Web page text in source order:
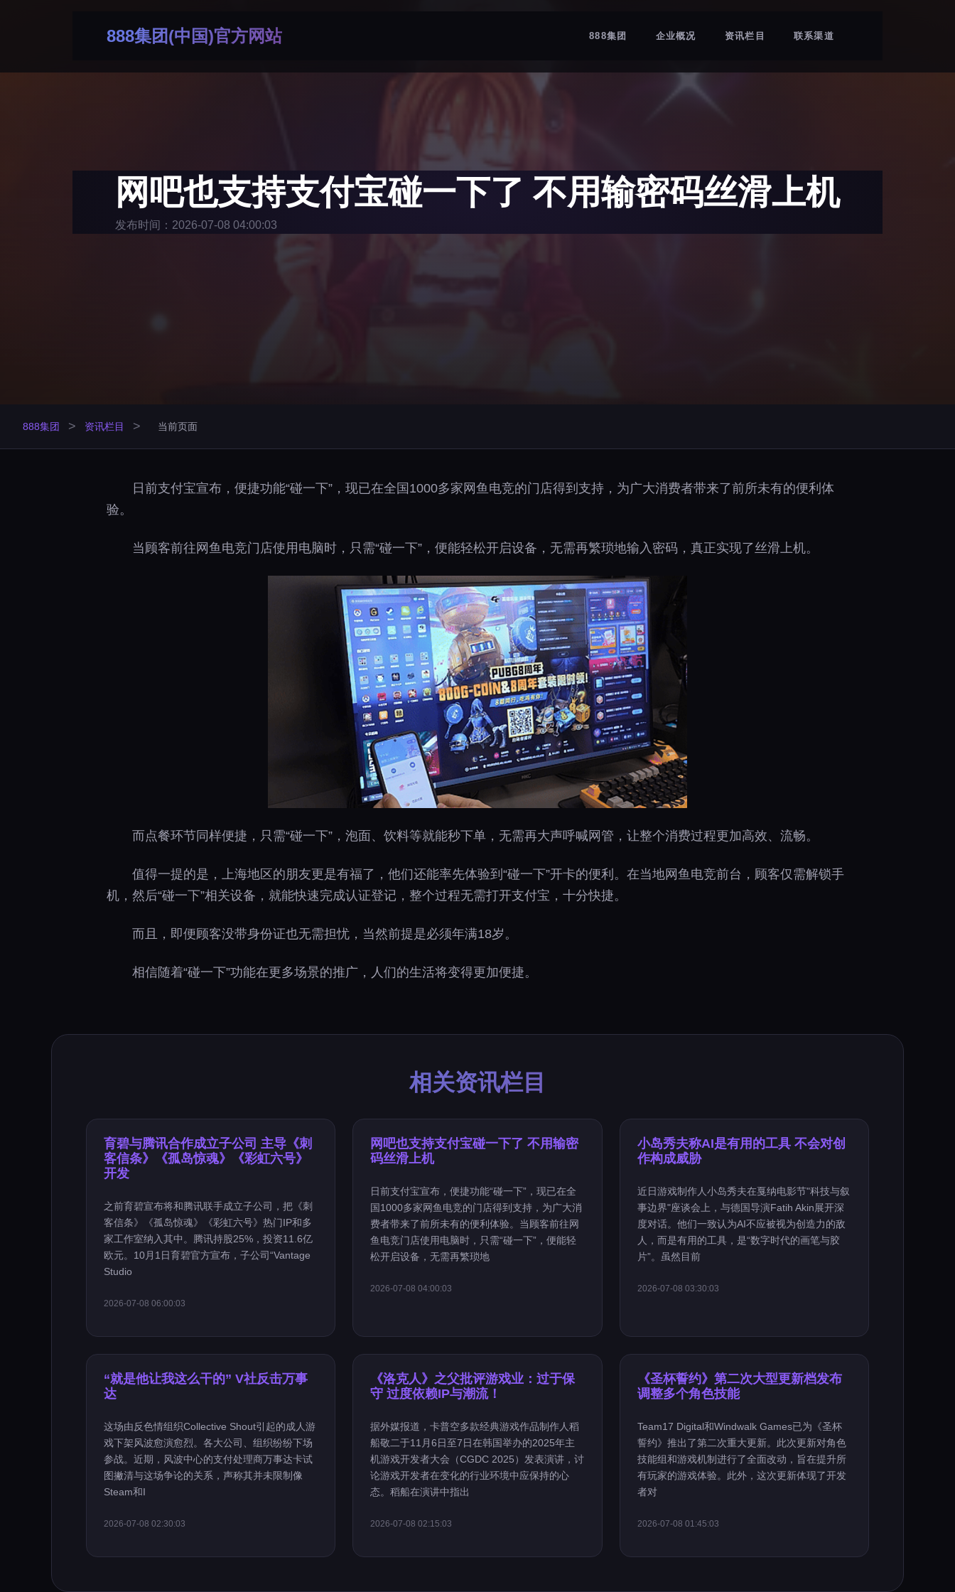
888集团(中国)官方网站 888集团 企业概况 资讯栏目 联系渠道
网吧也支持支付宝碰一下了 不用输密码丝滑上机
发布时间：2026-07-08 04:00:03
888集团 > 资讯栏目 > 当前页面
日前支付宝宣布，便捷功能“碰一下”，现已在全国1000多家网鱼电竞的门店得到支持，为广大消费者带来了前所未有的便利体
验。
当顾客前往网鱼电竞门店使用电脑时，只需“碰一下”，便能轻松开启设备，无需再繁琐地输入密码，真正实现了丝滑上机。
而点餐环节同样便捷，只需“碰一下”，泡面、饮料等就能秒下单，无需再大声呼喊网管，让整个消费过程更加高效、流畅。
值得一提的是，上海地区的朋友更是有福了，他们还能率先体验到“碰一下”开卡的便利。在当地网鱼电竞前台，顾客仅需解锁手
机，然后“碰一下”相关设备，就能快速完成认证登记，整个过程无需打开支付宝，十分快捷。
而且，即便顾客没带身份证也无需担忧，当然前提是必须年满18岁。
相信随着“碰一下”功能在更多场景的推广，人们的生活将变得更加便捷。
相关资讯栏目
育碧与腾讯合作成立子公司 主导《刺
客信条》《孤岛惊魂》《彩虹六号》
开发
之前育碧宣布将和腾讯联手成立子公司，把《刺
客信条》《孤岛惊魂》《彩虹六号》热门IP和多
家工作室纳入其中。腾讯持股25%，投资11.6亿
欧元。10月1日育碧官方宣布，子公司“Vantage
Studio
2026-07-08 06:00:03
网吧也支持支付宝碰一下了 不用输密
码丝滑上机
日前支付宝宣布，便捷功能“碰一下”，现已在全
国1000多家网鱼电竞的门店得到支持，为广大消
费者带来了前所未有的便利体验。当顾客前往网
鱼电竞门店使用电脑时，只需“碰一下”，便能轻
松开启设备，无需再繁琐地
2026-07-08 04:00:03
小岛秀夫称AI是有用的工具 不会对创
作构成威胁
近日游戏制作人小岛秀夫在戛纳电影节"科技与叙
事边界"座谈会上，与德国导演Fatih Akin展开深
度对话。他们一致认为AI不应被视为创造力的敌
人，而是有用的工具，是“数字时代的画笔与胶
片”。虽然目前
2026-07-08 03:30:03
“就是他让我这么干的” V社反击万事
达
这场由反色情组织Collective Shout引起的成人游
戏下架风波愈演愈烈。各大公司、组织纷纷下场
参战。近期，风波中心的支付处理商万事达卡试
图撇清与这场争论的关系，声称其并未限制像
Steam和I
2026-07-08 02:30:03
《洛克人》之父批评游戏业：过于保
守 过度依赖IP与潮流！
据外媒报道，卡普空多款经典游戏作品制作人稻
船敬二于11月6日至7日在韩国举办的2025年主
机游戏开发者大会（CGDC 2025）发表演讲，讨
论游戏开发者在变化的行业环境中应保持的心
态。稻船在演讲中指出
2026-07-08 02:15:03
《圣杯誓约》第二次大型更新档发布
调整多个角色技能
Team17 Digital和Windwalk Games已为《圣杯
誓约》推出了第二次重大更新。此次更新对角色
技能组和游戏机制进行了全面改动，旨在提升所
有玩家的游戏体验。此外，这次更新体现了开发
者对
2026-07-08 01:45:03